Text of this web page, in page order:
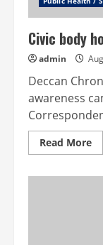
Civic body
admin
Deccan
awareness
Read More